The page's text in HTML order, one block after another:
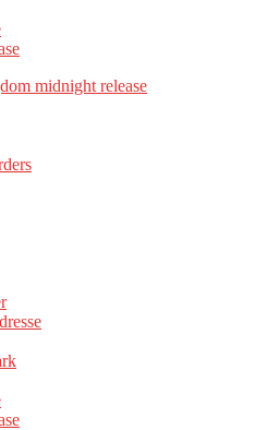
midnight release